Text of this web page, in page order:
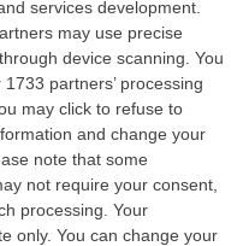
services development.
may use precise
device scanning. You
partners’ processing
may click to refuse to
and change your
note that some
not require your consent,
processing. Your
only. You can change your
La Coalizione»
vedremo se le primarie si
due Conte-Schlein o se ci